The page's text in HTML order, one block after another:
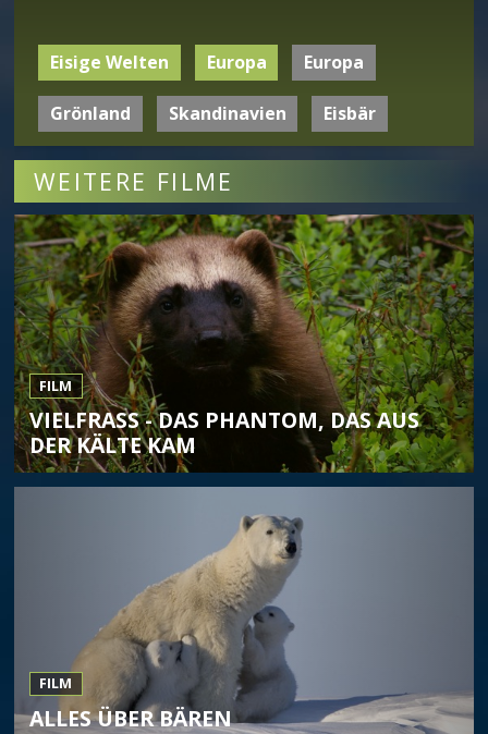
Eisige Welten Europa Europa
Grönland Skandinavien Eisbär
WEITERE FILME
FILM
VIELFRASS - DAS PHANTOM, DAS AUS D
ER KÄLTE KAM
FILM
ALLES ÜBER BÄREN